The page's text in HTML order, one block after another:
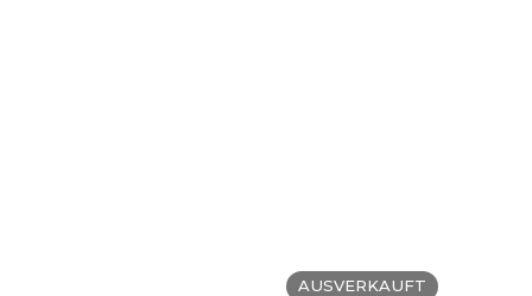
AUSVERKAUFT